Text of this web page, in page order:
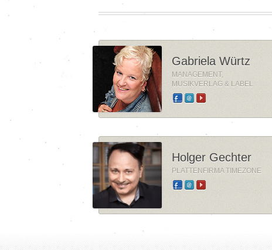
Gabriela Würtz
MANAGEMENT,
MUSIKVERLAG & LABEL
Holger Gechter
PLATTENFIRMA TIMEZONE